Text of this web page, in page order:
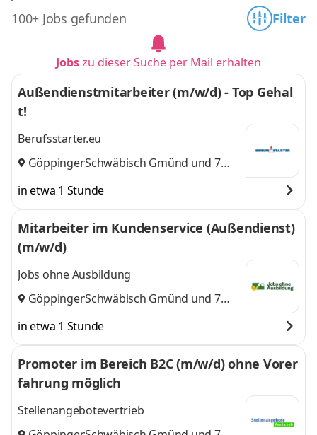
100+ Jobs gefunden Filter
Jobszu dieser Suche per Mail erhalten
Außendienstmitarbeiter (m/w/d) - Top Gehal
t!
Berufsstarter.eu
Göppingen,
Schwäbisch Gmünd und 7
in etwa 1 Stunde
Mitarbeiter im Kundenservice (Außendienst)
(m/w/d)
Jobs ohne Ausbildung
Göppingen,
Schwäbisch Gmünd und 7
in etwa 1 Stunde
Promoter im Bereich B2C (m/w/d) ohne Vorer
fahrung möglich
Stellenangebotevertrieb